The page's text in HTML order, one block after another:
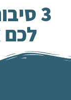
3
לכם